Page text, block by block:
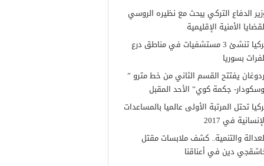
الدفاع التركي يبحث مع نظيره الروسي
الأمنية الإقليمية
تركيا تنشئ 3 مستشفيات في مناطق درع
بسوريا
يفتتح القسم الثاني من خط مترو ”
جكمة كوي” الأحد المقبل
تحتل المرتبة الأولى عالميا بالمساعدات
في 2017
والتنمية.. كشف ملابسات مقتل
دين في أعناقنا